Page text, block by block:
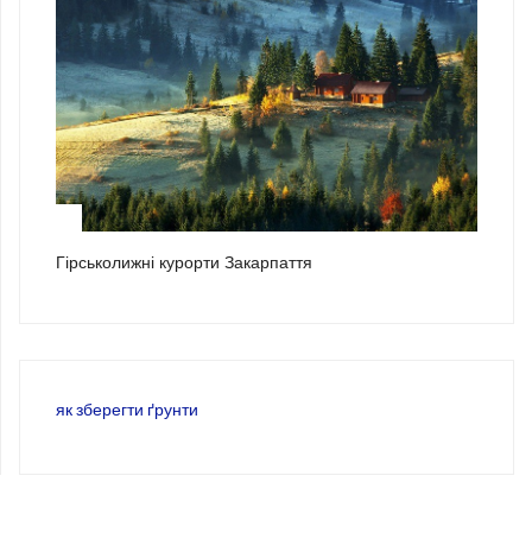
Гірськолижні курорти Закарпаття
як зберегти ґрунти